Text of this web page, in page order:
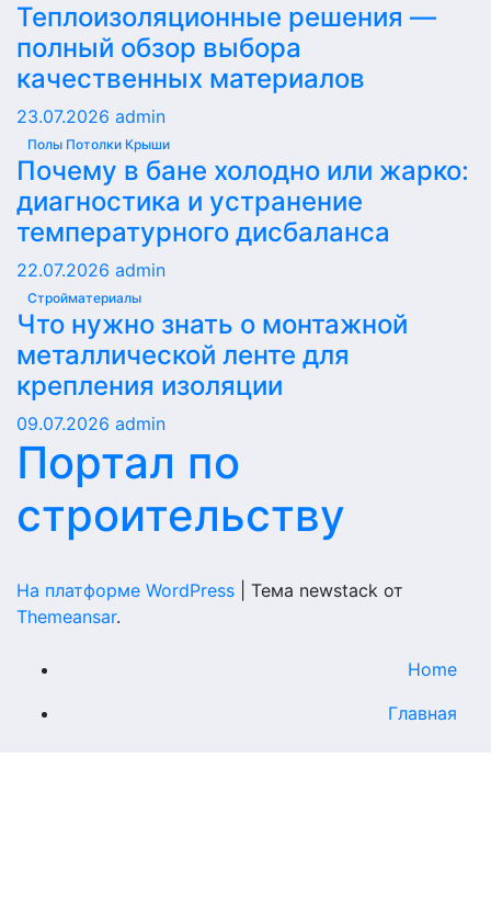
Теплоизоляционные решения —
полный обзор выбора
качественных материалов
23.07.2026 admin
Полы Потолки Крыши
Почему в бане холодно или жарко:
диагностика и устранение
температурного дисбаланса
22.07.2026 admin
Стройматериалы
Что нужно знать о монтажной
металлической ленте для
крепления изоляции
09.07.2026 admin
Портал по
строительству
На платформе WordPress
Тема newstack от
Themeansar.
Home
Главная